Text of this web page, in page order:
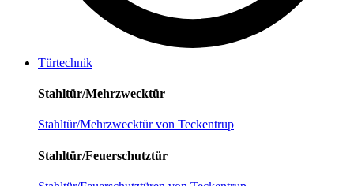
Türtechnik
Stahltür/Mehrzwecktür
Stahltür/Mehrzwecktür von Teckentrup
Stahltür/Feuerschutztür